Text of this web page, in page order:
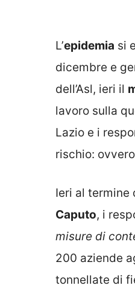
L’epidemia si
dicembre e
dell’Asl, ieri il
lavoro sulla
Lazio e i
rischio:
Ieri al termine
Caputo, i
misure di
200 aziende
tonnellate di